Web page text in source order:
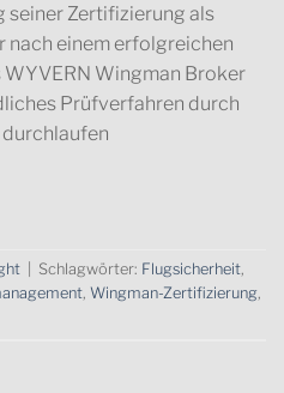
seiner Zertifizierung als
nach einem erfolgreichen
Wingman Broker
Prüfverfahren durch
Schlagwörter: Flugsicherheit,
, Wingman-Zertifizierung,